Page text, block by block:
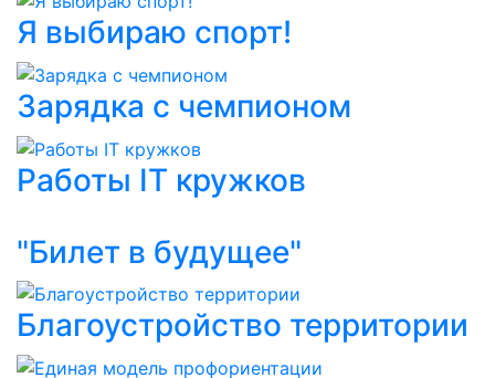
Я выбираю спорт!
Зарядка с чемпионом
Работы IT кружков
"Билет в будущее"
Благоустройство территории